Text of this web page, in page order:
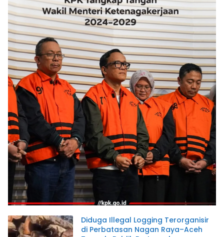
Diduga Illegal Logging Terorganisir
di Perbatasan Nagan Raya–Aceh